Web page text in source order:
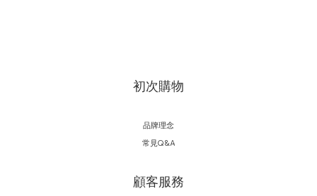
初次購物
品牌理念
常見Q&A
顧客服務